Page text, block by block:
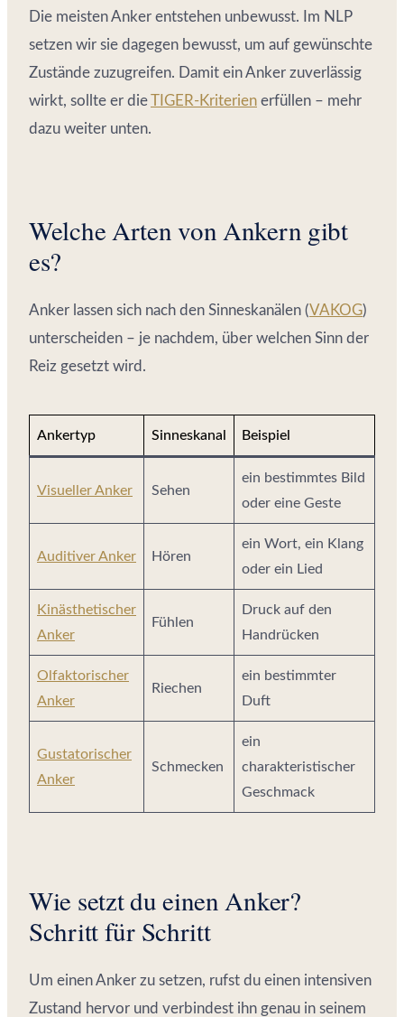
Die meisten Anker entstehen unbewusst. Im NLP
setzen wir sie dagegen bewusst, um auf gewünschte
Zustände zuzugreifen. Damit ein Anker zuverlässig
wirkt, sollte er dieTIGER-Kriterien erfüllen – mehr
dazu weiter unten.
Welche Arten von Ankern gibt
es?
Anker lassen sich nach den Sinneskanälen (VAKOG)
unterscheiden – je nachdem, über welchen Sinn der
Reiz gesetzt wird.
Ankertyp Sinneskanal Beispiel
Visueller Anker Sehen
ein bestimmtes Bild
oder eine Geste
Auditiver Anker Hören
ein Wort, ein Klang
oder ein Lied
Kinästhetischer
Anker
Fühlen
Druck auf den
Handrücken
Olfaktorischer
Anker
Riechen
ein bestimmter
Duft
Gustatorischer
Anker
Schmecken
ein
charakteristischer
Geschmack
Wie setzt du einen Anker?
Schritt für Schritt
Um einen Anker zu setzen, rufst du einen intensiven
Zustand hervor und verbindest ihn genau in seinem